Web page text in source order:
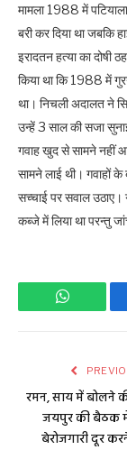
मामला 1988 में
बरी कर दिया था जबकि
इरादतन हत्या का दोषी
किया था कि 1988 में
था। निचली अदालत ने
उन्हें 3 साल की सजा
गवाह खुद से सामने नहीं
सामने लाई थी। गवाहों के
सच्चाई पर सवाल
कब्जे में लिया था परन्तु
रमन, साय में बोलने
जयपुर की बैठक
बेरोजगारी दूर